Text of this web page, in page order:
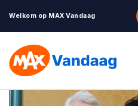
Welkom op MAX Vandaag